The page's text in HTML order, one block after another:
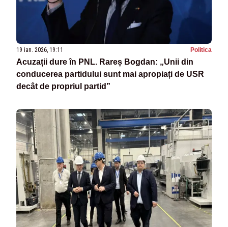
19 ian. 2026, 19:11 Politica
Acuzații dure în PNL. Rareș Bogdan: „Unii din
conducerea partidului sunt mai apropiați de USR
decât de propriul partid”